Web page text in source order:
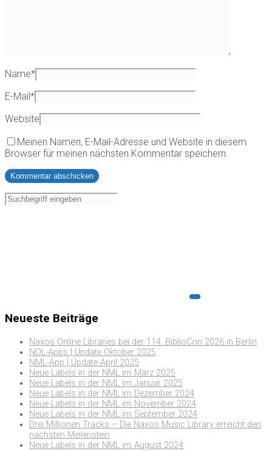
Name*
E-Mail*
Website
Meinen Namen, E-Mail-Adresse und Website in diesem
Browser für meinen nächsten Kommentar speichern.
Neueste Beiträge
Naxos Online Libraries bei der 114. BiblioCon 2026 in Berlin
NOL-Apps | Update Oktober 2025
NML-App | Update April 2025
Neue Labels in der NML im März 2025
Neue Labels in der NML im Januar 2025
Neue Labels in der NML im Dezember 2024
Neue Labels in der NML im November 2024
Neue Labels in der NML im September 2024
Drei Millionen Tracks – Die Naxos Music Library erreicht den
nächsten Meilenstein
Neue Labels in der NML im August 2024